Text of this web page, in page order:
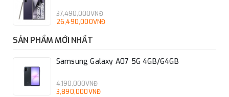
37,490,000VNĐ
26,490,000VNĐ
SẢN PHẨM MỚI NHẤT
Samsung Galaxy A07 5G 4GB/64GB
4,190,000VNĐ
3,890,000VNĐ